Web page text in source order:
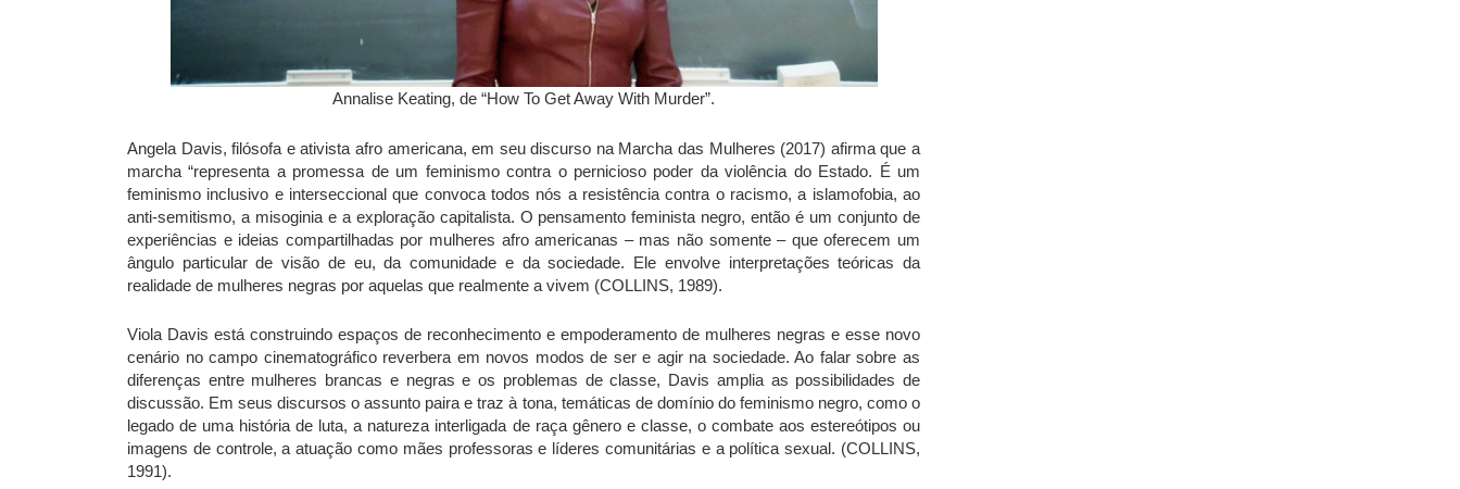
Annalise Keating, de “How To Get Away With Murder”.
Angela Davis, filósofa e ativista afro americana, em seu discurso na Marcha das Mulheres (2017) afirma que a
marcha “representa a promessa de um feminismo contra o pernicioso poder da violência do Estado. É um
feminismo inclusivo e interseccional que convoca todos nós a resistência contra o racismo, a islamofobia, ao
anti-semitismo, a misoginia e a exploração capitalista. O pensamento feminista negro, então é um conjunto de
experiências e ideias compartilhadas por mulheres afro americanas – mas não somente – que oferecem um
ângulo particular de visão de eu, da comunidade e da sociedade. Ele envolve interpretações teóricas da
realidade de mulheres negras por aquelas que realmente a vivem (COLLINS, 1989).
Viola Davis está construindo espaços de reconhecimento e empoderamento de mulheres negras e esse novo
cenário no campo cinematográfico reverbera em novos modos de ser e agir na sociedade. Ao falar sobre as
diferenças entre mulheres brancas e negras e os problemas de classe, Davis amplia as possibilidades de
discussão. Em seus discursos o assunto paira e traz à tona, temáticas de domínio do feminismo negro, como o
legado de uma história de luta, a natureza interligada de raça gênero e classe, o combate aos estereótipos ou
imagens de controle, a atuação como mães professoras e líderes comunitárias e a política sexual. (COLLINS,
1991).